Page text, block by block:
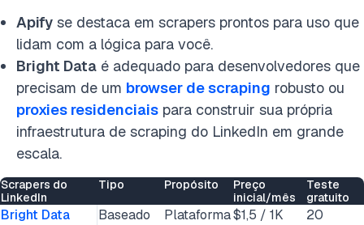
Apify se destaca em scrapers prontos para uso que
lidam com a lógica para você.
Bright Data é adequado para desenvolvedores que
precisam de um browser de scraping robusto ou
proxies residenciais para construir sua própria
infraestrutura de scraping do LinkedIn em grande
escala.
Scrapers do
LinkedIn
Tipo Propósito
Preço
inicial/mês
Teste
gratuito
Bright Data
Baseado
Plataforma$1,5 / 1K
20